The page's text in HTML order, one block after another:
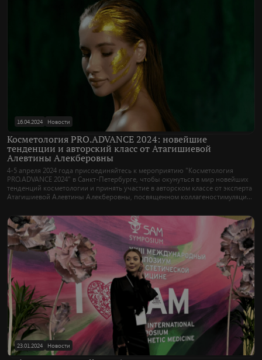
16.04.2024 Новости
Косметология PRO.ADVANCE 2024: новейшие
тенденции и авторский класс от Атагишиевой
Алевтины Алекберовны
4-5 апреля 2024 года присоединяйтесь к мероприятию "Косметология
PRO.ADVANCE 2024" в Санкт-Петербурге, чтобы окунуться в мир новейших
тенденций косметологии и принять участие в авторском классе от эксперта
Атагишиевой Алевтины Алекберовны, посвященном коллагеностимуляции
23.01.2024 Новости